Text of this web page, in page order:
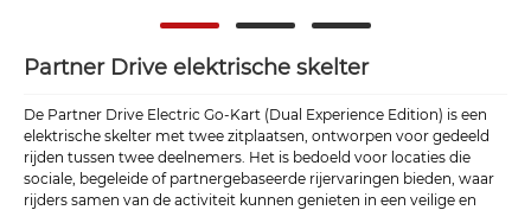
Partner Drive elektrische skelter
De Partner Drive Electric Go-Kart (Dual Experience Edition) is een
elektrische skelter met twee zitplaatsen, ontworpen voor gedeeld
rijden tussen twee deelnemers. Het is bedoeld voor locaties die
sociale, begeleide of partnergebaseerde rijervaringen bieden, waar
rijders samen van de activiteit kunnen genieten in een veilige en